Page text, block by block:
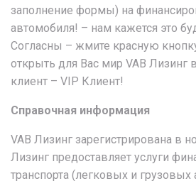
заполнение формы) на
автомобиля! – нам кажется это
Согласны – жмите красную
открыть для Вас мир VAB
клиент – VIP Клиент!
Справочная информация
VAB Лизинг зарегистрирована в
Лизинг предоставляет услуги
транспорта (легковых и грузовых